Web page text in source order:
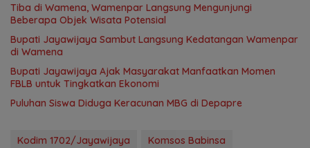
Tiba di Wamena, Wamenpar Langsung Mengunjungi
Beberapa Objek Wisata Potensial
Bupati Jayawijaya Sambut Langsung Kedatangan Wamenpar
di Wamena
Bupati Jayawijaya Ajak Masyarakat Manfaatkan Momen
FBLB untuk Tingkatkan Ekonomi
Puluhan Siswa Diduga Keracunan MBG di Depapre
Kodim 1702/Jayawijaya
Komsos Babinsa